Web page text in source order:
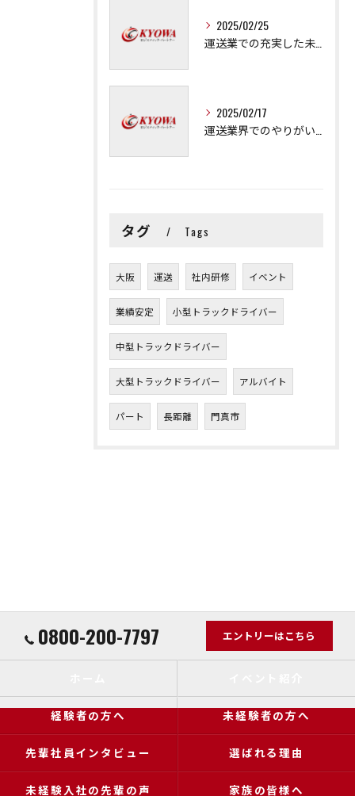
2025/02/25
2025/02/17
タグ Tags
大阪 運送 社内研修 イベント
業績安定 小型トラックドライバー
中型トラックドライバー
大型トラックドライバー アルバイト
パート 長距離 門真市
0800-200-7797 エントリーはこちら
経験者の方へ 未経験者の方へ
先輩社員インタビュー 選ばれる理由
未経験入社の先輩の声 家族の皆様へ